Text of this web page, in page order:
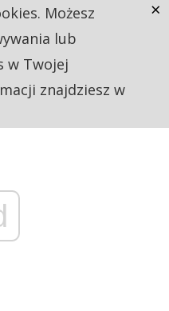
Możesz
lub
w Twojej
znajdziesz w
×